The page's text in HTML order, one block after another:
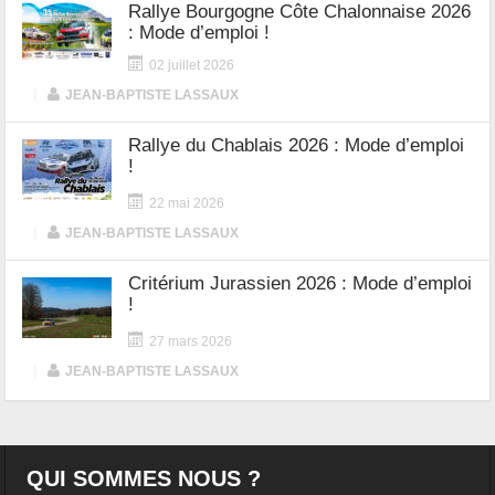
Rallye Bourgogne Côte Chalonnaise 2026
: Mode d’emploi !
02 juillet 2026
JEAN-BAPTISTE LASSAUX
Rallye du Chablais 2026 : Mode d’emploi
!
22 mai 2026
JEAN-BAPTISTE LASSAUX
Critérium Jurassien 2026 : Mode d’emploi
!
27 mars 2026
JEAN-BAPTISTE LASSAUX
QUI SOMMES NOUS ?